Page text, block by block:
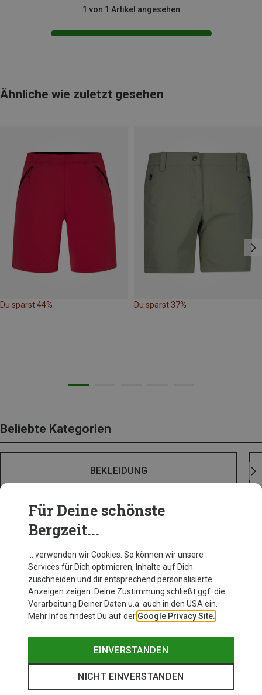
1 von 1 Artikel angesehen
Ähnliche wie zuletzt gesehen
Du sparst 44% Du sparst 37%
Beliebte Kategorien
BEKLEIDUNG
Für Deine schönste
Bergzeit...
… verwenden wir Cookies. So können wir unsere
Services für Dich optimieren, Inhalte auf Dich
zuschneiden und dir entsprechend personalisierte
Anzeigen zeigen. Deine Zustimmung schließt ggf. die
Verarbeitung Deiner Daten u.a. auch in den USA ein.
Mehr Infos findest Du auf der Google Privacy Site.
EINVERSTANDEN
NICHT EINVERSTANDEN